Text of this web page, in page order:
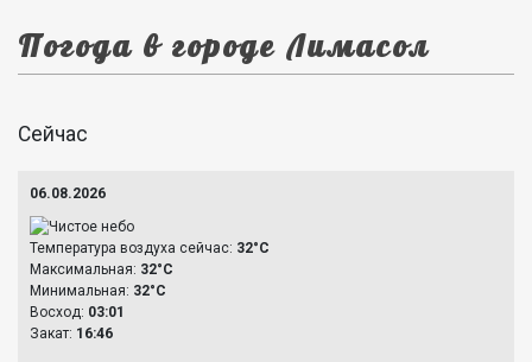
Погода в городе Лимасол
Сейчас
06.08.2026
Температура воздуха сейчас: 32°C
Максимальная: 32°C
Минимальная: 32°C
Восход: 03:01
Закат: 16:46